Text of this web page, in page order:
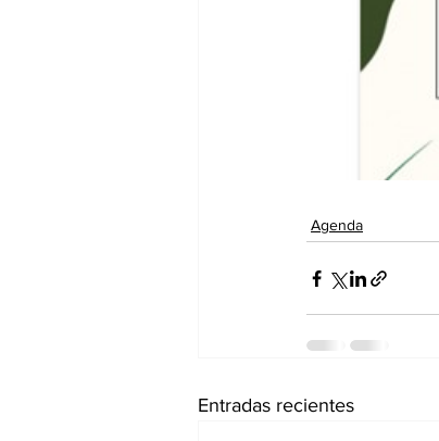
Agenda
Entradas recientes